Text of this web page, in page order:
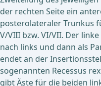
der rechten Seite ein
posterolateraler Trunkus
V/VIII bzw. VI/VII. Der
nach links und dann als
endet an der
sogenannten Recessus
gibt Äste für die beiden